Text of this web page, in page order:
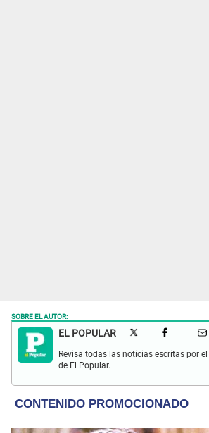
SOBRE EL AUTOR:
EL POPULAR
Revisa todas las noticias escritas por
de El Popular.